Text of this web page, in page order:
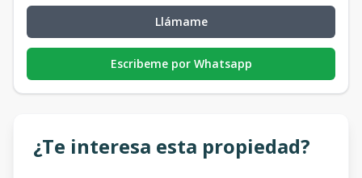
Llámame
Escribeme por Whatsapp
¿Te interesa esta propiedad?